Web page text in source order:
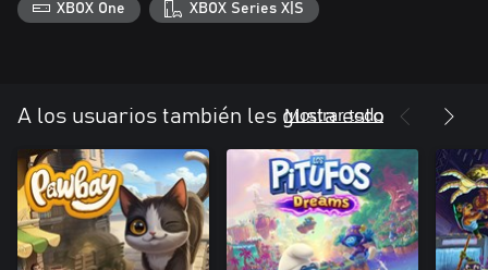
XBOX One XBOX Series X|S
A los usuarios también les gusta esto
Mostrar todo